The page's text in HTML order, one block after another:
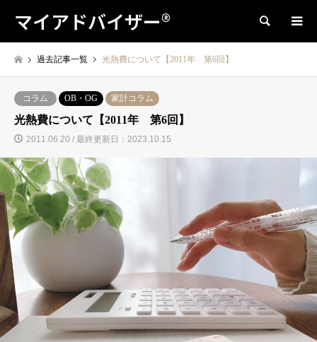
マイアドバイザー® 検索
過去記事一覧 光熱費について【2011年 第6回】
コラム OB・OG 家計コラム
光熱費について【2011年 第6回】
2011.06.20 / 最終更新日：2023.10.15